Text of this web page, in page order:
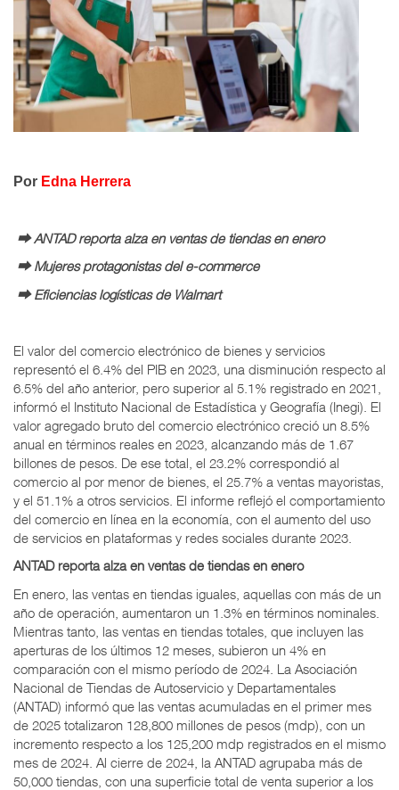
Por Edna Herrera
⮕ ANTAD reporta alza en ventas de tiendas en enero
⮕ Mujeres protagonistas del e-commerce
⮕ Eficiencias logísticas de Walmart
El valor del comercio electrónico de bienes y servicios
representó el 6.4% del PIB en 2023, una disminución respecto al
6.5% del año anterior, pero superior al 5.1% registrado en 2021,
informó el Instituto Nacional de Estadística y Geografía (Inegi). El
valor agregado bruto del comercio electrónico creció un 8.5%
anual en términos reales en 2023, alcanzando más de 1.67
billones de pesos. De ese total, el 23.2% correspondió al
comercio al por menor de bienes, el 25.7% a ventas mayoristas,
y el 51.1% a otros servicios. El informe reflejó el comportamiento
del comercio en línea en la economía, con el aumento del uso
de servicios en plataformas y redes sociales durante 2023.
ANTAD reporta alza en ventas de tiendas en enero
En enero, las ventas en tiendas iguales, aquellas con más de un
año de operación, aumentaron un 1.3% en términos nominales.
Mientras tanto, las ventas en tiendas totales, que incluyen las
aperturas de los últimos 12 meses, subieron un 4% en
comparación con el mismo período de 2024. La Asociación
Nacional de Tiendas de Autoservicio y Departamentales
(ANTAD) informó que las ventas acumuladas en el primer mes
de 2025 totalizaron 128,800 millones de pesos (mdp), con un
incremento respecto a los 125,200 mdp registrados en el mismo
mes de 2024. Al cierre de 2024, la ANTAD agrupaba más de
50,000 tiendas, con una superficie total de venta superior a los